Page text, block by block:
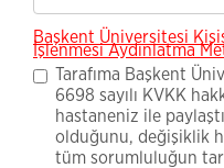
Başkent Üniversitesi
İşlenmesi Aydınlatma
Tarafıma Başkent
6698 sayılı KVKK
hastaneniz ile
olduğunu, değişiklik
tüm sorumluluğun